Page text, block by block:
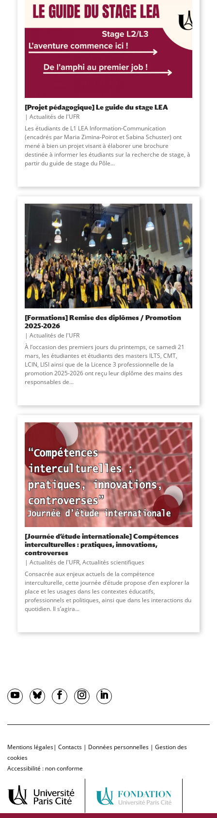
[Projet pédagogique] Le guide du stage LEA
Actualités de l'UFR
Les étudiants de L1 LEA Information-Communication
(encadrés par Maria Zimina-Poirot et Sabina Schuster) ont
mené à bien un projet visant à élaborer une brochure
destinée à informer les étudiants sur la recherche de stage, à
partir du guide de stage du Pôle...
[Formations] Remise des diplômes / Promotion
2025-2026
Actualités de l'UFR
À l’occasion des premiers jours du printemps, ce samedi 21
mars, les étudiantes et étudiants des masters ILTS, CMT,
LCIN, LISI ainsi que de la Licence 3 professionnelle de la
promotion 2025-2026 ont reçu leur diplôme des mains des
responsables de...
[Journée d’étude internationale] Compétences
interculturelles : pratiques, innovations,
controverses
Actualités de l'UFR, Actualités scientifiques
Consacrée aux enjeux actuels de la compétence
interculturelle, cette journée d’étude propose d’en explorer la
place et les usages dans les contextes éducatifs,
professionnels et politiques, ainsi que dans les interactions du
quotidien. Il s’agira...
Mentions légales| Contacts | Données personnelles | Gestion des
cookies
Accessibilité : non conforme